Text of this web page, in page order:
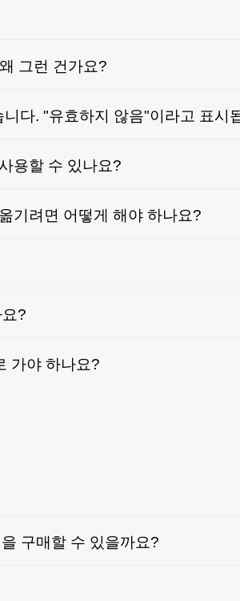
그런 건가요?
다. "유효하지 않음"이라고 표시
용할 수 있나요?
기려면 어떻게 해야 하나요?
?
가야 하나요?
구매할 수 있을까요?